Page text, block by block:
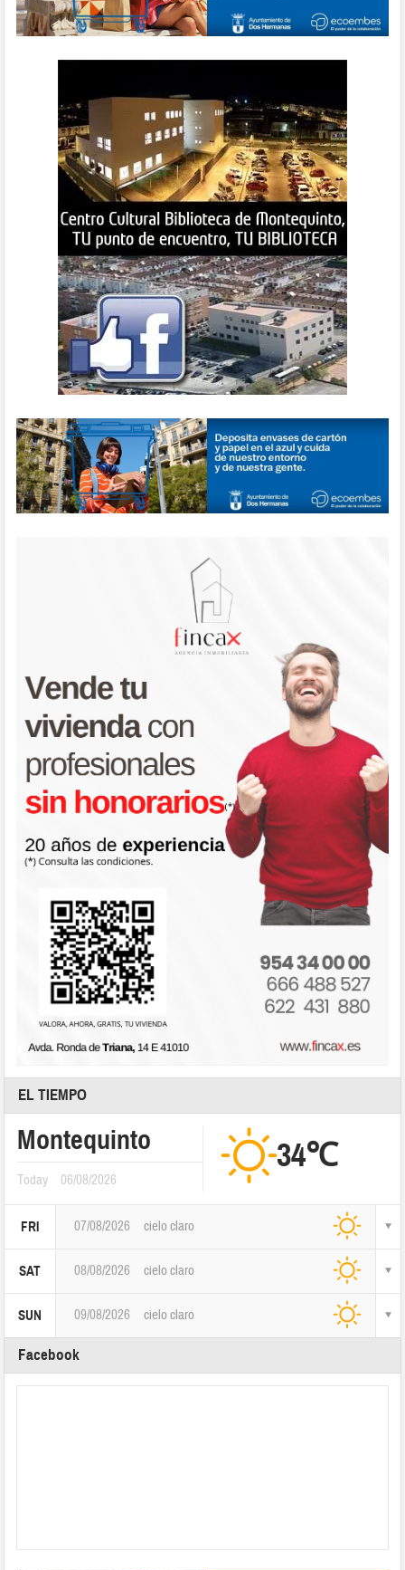
EL TIEMPO
Montequinto
Today 06/08/2026
34℃
FRI 07/08/2026 cielo claro
SAT 08/08/2026 cielo claro
SUN 09/08/2026 cielo claro
Facebook